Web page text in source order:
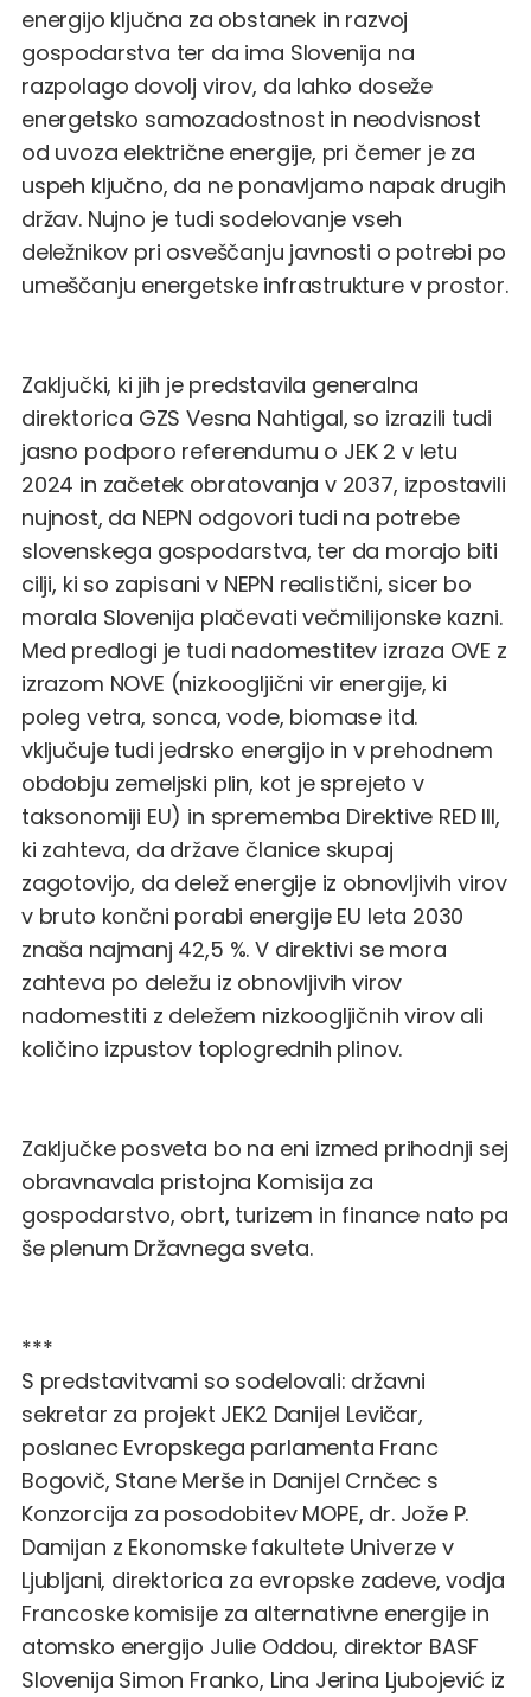
energijo ključna za obstanek in razvoj
gospodarstva ter da ima Slovenija na
razpolago dovolj virov, da lahko doseže
energetsko samozadostnost in neodvisnost
od uvoza električne energije, pri čemer je za
uspeh ključno, da ne ponavljamo napak drugih
držav. Nujno je tudi sodelovanje vseh
deležnikov pri osveščanju javnosti o potrebi po
umeščanju energetske infrastrukture v prostor.
Zaključki, ki jih je predstavila generalna
direktorica GZS Vesna Nahtigal, so izrazili tudi
jasno podporo referendumu o JEK 2 v letu
2024 in začetek obratovanja v 2037, izpostavili
nujnost, da NEPN odgovori tudi na potrebe
slovenskega gospodarstva, ter da morajo biti
cilji, ki so zapisani v NEPN realistični, sicer bo
morala Slovenija plačevati večmilijonske kazni.
Med predlogi je tudi nadomestitev izraza OVE z
izrazom NOVE (nizkoogljični vir energije, ki
poleg vetra, sonca, vode, biomase itd.
vključuje tudi jedrsko energijo in v prehodnem
obdobju zemeljski plin, kot je sprejeto v
taksonomiji EU) in sprememba Direktive RED III,
ki zahteva, da države članice skupaj
zagotovijo, da delež energije iz obnovljivih virov
v bruto končni porabi energije EU leta 2030
znaša najmanj 42,5 %. V direktivi se mora
zahteva po deležu iz obnovljivih virov
nadomestiti z deležem nizkoogljičnih virov ali
količino izpustov toplogrednih plinov.
Zaključke posveta bo na eni izmed prihodnji sej
obravnavala pristojna Komisija za
gospodarstvo, obrt, turizem in finance nato pa
še plenum Državnega sveta.
***
S predstavitvami so sodelovali: državni
sekretar za projekt JEK2 Danijel Levičar,
poslanec Evropskega parlamenta Franc
Bogovič, Stane Merše in Danijel Crnčec s
Konzorcija za posodobitev MOPE, dr. Jože P.
Damijan z Ekonomske fakultete Univerze v
Ljubljani, direktorica za evropske zadeve, vodja
Francoske komisije za alternativne energije in
atomsko energijo Julie Oddou, direktor BASF
Slovenija Simon Franko, Lina Jerina Ljubojević iz